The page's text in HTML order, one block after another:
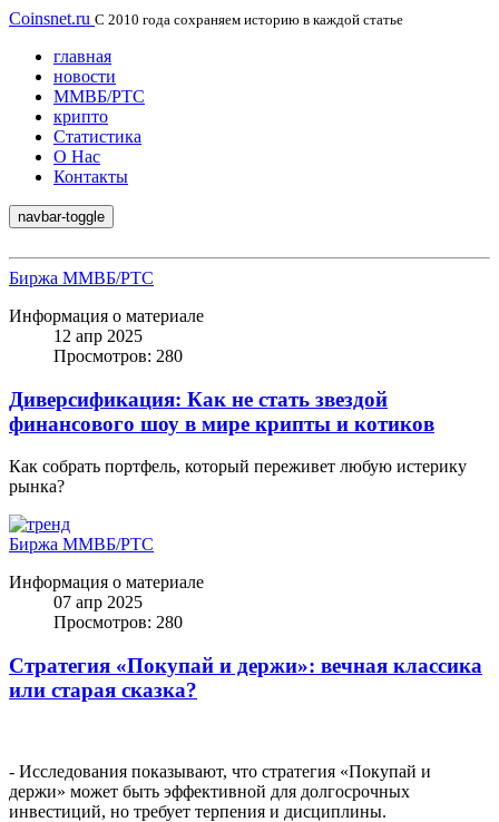
Coinsnet.ru С 2010 года сохраняем историю в каждой статье
главная
новости
ММВБ/РТС
крипто
Статистика
О Нас
Контакты
navbar-toggle
Биржа ММВБ/РТС
Информация о материале
12 апр 2025
Просмотров: 280
Диверсификация: Как не стать звездой
финансового шоу в мире крипты и котиков
Как собрать портфель, который переживет любую истерику
рынка?
Биржа ММВБ/РТС
Информация о материале
07 апр 2025
Просмотров: 280
Стратегия «Покупай и держи»: вечная классика
или старая сказка?
- Исследования показывают, что стратегия «Покупай и
держи» может быть эффективной для долгосрочных
инвестиций, но требует терпения и дисциплины.